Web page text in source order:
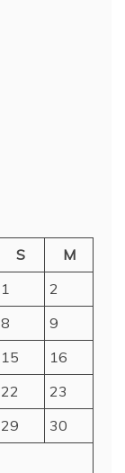
S
M
1
2
8
9
15
16
22
23
29
30